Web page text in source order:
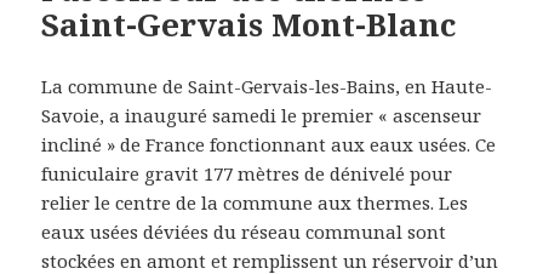
Saint-Gervais Mont-Blanc
La commune de Saint-Gervais-les-Bains, en Haute-
Savoie, a inauguré samedi le premier « ascenseur
incliné » de France fonctionnant aux eaux usées. Ce
funiculaire gravit 177 mètres de dénivelé pour
relier le centre de la commune aux thermes. Les
eaux usées déviées du réseau communal sont
stockées en amont et remplissent un réservoir d’un